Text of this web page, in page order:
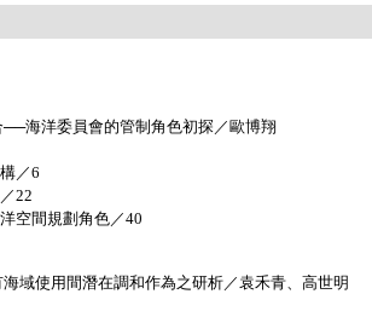
──海洋委員會的管制角色初探／歐博翔
／6
22
空間規劃角色／40
域使用間潛在調和作為之研析／袁禾青、高世明